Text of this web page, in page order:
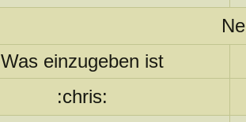
Was einzugeben ist
:chris: